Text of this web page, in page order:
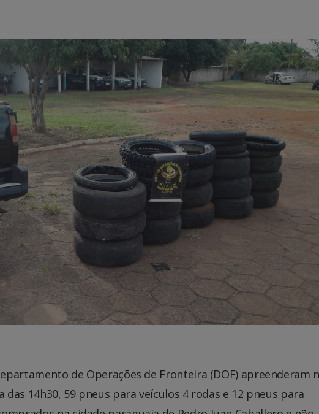
de Operações de Fronteira (DOF) apreenderam
14h30, 59 pneus para veículos 4 rodas e 12 pneus para